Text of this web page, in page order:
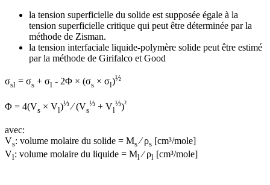
la tension superficielle du solide est supposée égale à la
tension superficielle critique qui peut être déterminée par la
méthode de Zisman.
la tension interfaciale liquide-polymère solide peut être estimé
par la méthode de Girifalco et Good
σsl = σs + σl - 2Φ × (σs × σl)½
Φ = 4(Vs × Vl)⅓⁄ (Vs
⅓ + Vl
⅓)²
avec:
Vs: volume molaire du solide = Ms⁄ ρs [cm³/mole]
Vl: volume molaire du liquide = Ml⁄ ρl [cm³/mole]